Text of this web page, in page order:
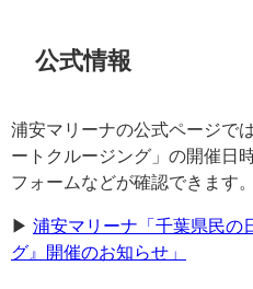
公式情報
浦安マリーナの公式ページで
ートクルージング」の開催日
フォームなどが確認できます。
▶︎ 浦安マリーナ「千葉県民の
グ』開催のお知らせ」